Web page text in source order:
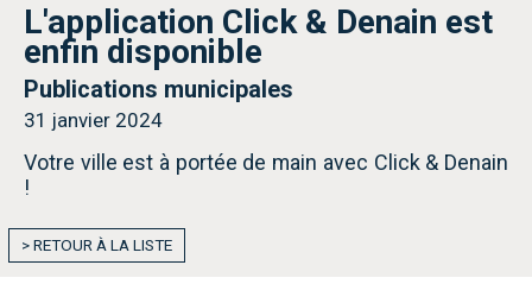
L'application Click & Denain est
enfin disponible
Publications municipales
31 janvier 2024
Votre ville est à portée de main avec Click & Denain
!
> RETOUR À LA LISTE